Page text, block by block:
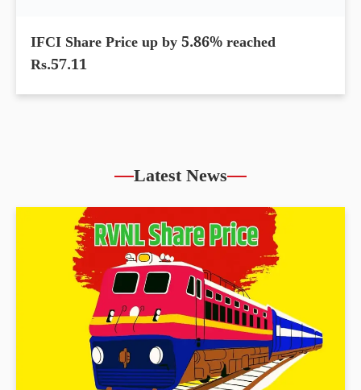
IFCI Share Price up by 5.86% reached
Rs.57.11
Latest News